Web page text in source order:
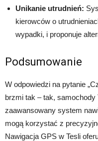
Unikanie utrudnień:
kierowców o
wypadki, i proponuje
Podsumowanie
W odpowiedzi na pytanie
brzmi tak – tak,
zaawansowany system
mogą korzystać z
Nawigacja GPS w Tesli